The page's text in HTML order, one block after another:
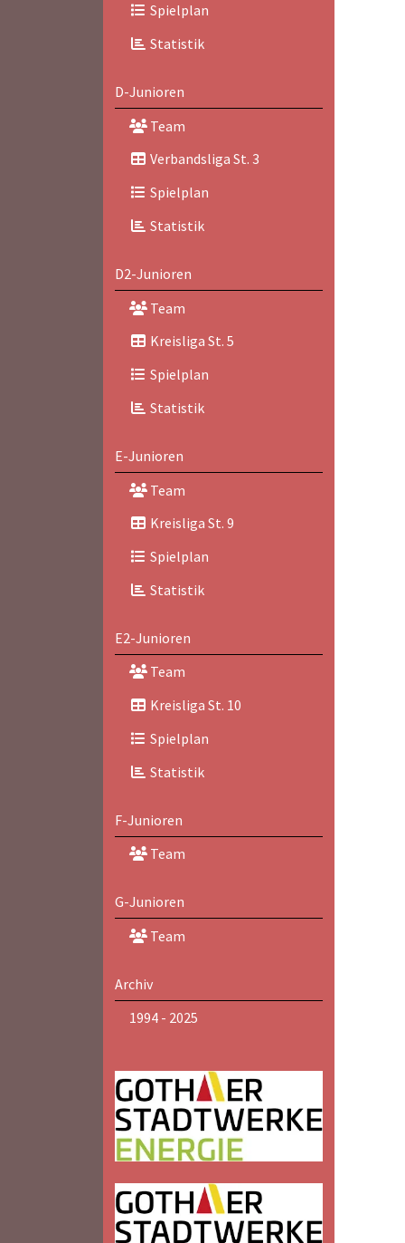
Spielplan
Statistik
D-Junioren
Team
Verbandsliga St. 3
Spielplan
Statistik
D2-Junioren
Team
Kreisliga St. 5
Spielplan
Statistik
E-Junioren
Team
Kreisliga St. 9
Spielplan
Statistik
E2-Junioren
Team
Kreisliga St. 10
Spielplan
Statistik
F-Junioren
Team
G-Junioren
Team
Archiv
1994 - 2025